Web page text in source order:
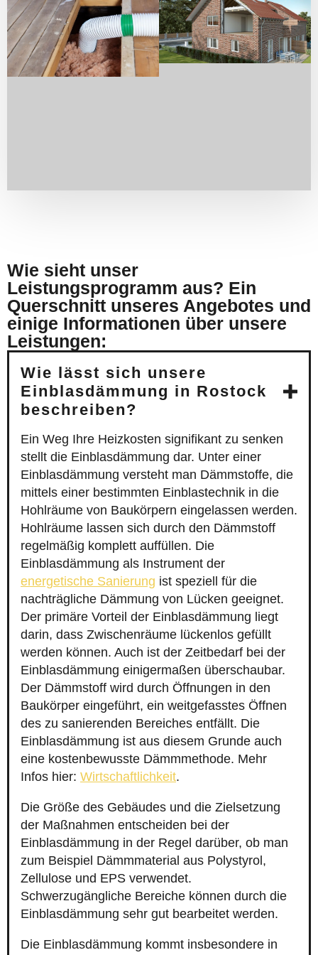
Wie sieht unser
Leistungsprogramm aus? Ein
Querschnitt unseres Angebotes und
einige Informationen über unsere
Leistungen:
Wie lässt sich unsere
Einblasdämmung in Rostock
beschreiben?
Ein Weg Ihre Heizkosten signifikant zu senken
stellt die Einblasdämmung dar. Unter einer
Einblasdämmung versteht man Dämmstoffe, die
mittels einer bestimmten Einblastechnik in die
Hohlräume von Baukörpern eingelassen werden.
Hohlräume lassen sich durch den Dämmstoff
regelmäßig komplett auffüllen. Die
Einblasdämmung als Instrument der
energetische Sanierung ist speziell für die
nachträgliche Dämmung von Lücken geeignet.
Der primäre Vorteil der Einblasdämmung liegt
darin, dass Zwischenräume lückenlos gefüllt
werden können. Auch ist der Zeitbedarf bei der
Einblasdämmung einigermaßen überschaubar.
Der Dämmstoff wird durch Öffnungen in den
Baukörper eingeführt, ein weitgefasstes Öffnen
des zu sanierenden Bereiches entfällt. Die
Einblasdämmung ist aus diesem Grunde auch
eine kostenbewusste Dämmmethode. Mehr
Infos hier: Wirtschaftlichkeit.
Die Größe des Gebäudes und die Zielsetzung
der Maßnahmen entscheiden bei der
Einblasdämmung in der Regel darüber, ob man
zum Beispiel Dämmmaterial aus Polystyrol,
Zellulose und EPS verwendet.
Schwerzugängliche Bereiche können durch die
Einblasdämmung sehr gut bearbeitet werden.
Die Einblasdämmung kommt insbesondere in